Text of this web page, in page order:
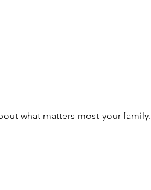
what matters most-your family.